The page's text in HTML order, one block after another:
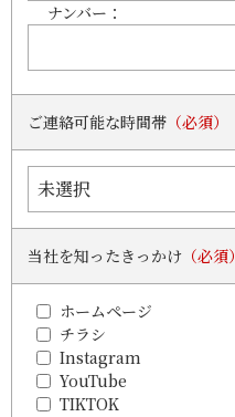
ナンバー：
ご連絡可能な時間帯 （必須）
当社を知ったきっかけ （必須）
ホームページ
チラシ
Instagram
YouTube
TIKTOK